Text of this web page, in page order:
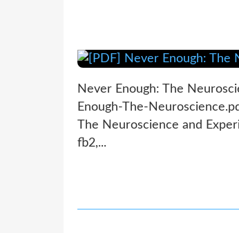
Never Enough: The
Enough-The-
The Neuroscience and
fb2,...